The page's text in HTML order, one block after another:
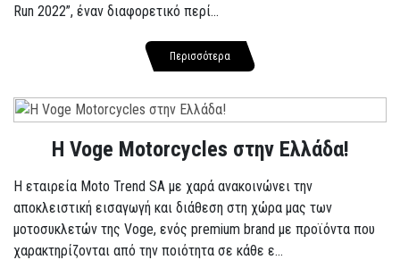
Run 2022”, έναν διαφορετικό περί...
Περισσότερα
H Voge Motorcycles στην Ελλάδα!
Η εταιρεία Moto Trend SA με χαρά ανακοινώνει την
αποκλειστική εισαγωγή και διάθεση στη χώρα μας των
μοτοσυκλετών της Voge, ενός premium brand με προϊόντα που
χαρακτηρίζονται από την ποιότητα σε κάθε ε...